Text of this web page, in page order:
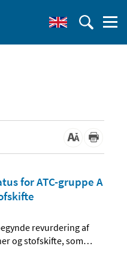
for ATC-gruppe A
revurdering af
og stofskifte, som…